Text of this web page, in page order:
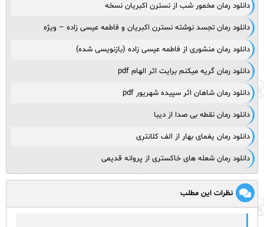
دانلود رمان مخمور شب از نسترن اکبریان نسخه
دانلود رمان تجسد نوشته نسترن اکبریان و فاطمه عیسی زاده – ویژه
دانلود رمان منشوری از فاطمه عیسی زاده (بازنویسی شده)
دانلود رمان گریه میکنم برایت اثر الهام pdf
دانلود رمان شاهان اثر سپیده شهریور pdf
دانلود رمان نقطه بی صدا از دیبا
دانلود رمان یغمای بهار از الف کلانتری
دانلود رمان شعله های خاکستری از پروانه قدیمی
نظرات این مطلب